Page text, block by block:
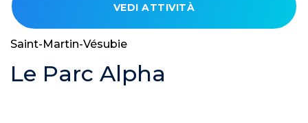
VEDI ATTIVITÀ
Saint-Martin-Vésubie
Le Parc Alpha